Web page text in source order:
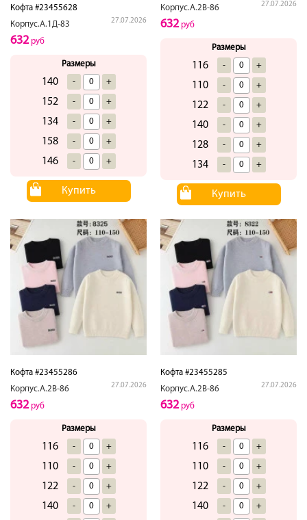
Кофта #23455628
Корпус.А.1Д-83
27.07.2026
632руб
Размеры
140 - +
152 - +
134 - +
158 - +
146 - +
Купить
Корпус.А.2В-86
27.07.2026
632руб
Размеры
116 - +
110 - +
122 - +
140 - +
128 - +
134 - +
Купить
Кофта #23455286
Корпус.А.2В-86
27.07.2026
632руб
Размеры
116 - +
110 - +
122 - +
140 - +
Кофта #23455285
Корпус.А.2В-86
27.07.2026
632руб
Размеры
116 - +
110 - +
122 - +
140 - +